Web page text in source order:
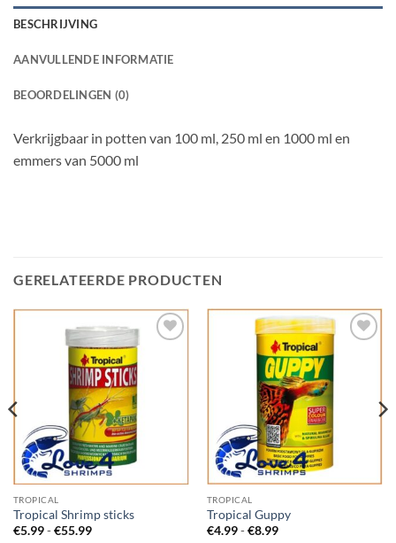
BESCHRIJVING
AANVULLENDE INFORMATIE
BEOORDELINGEN (0)
Verkrijgbaar in potten van 100 ml, 250 ml en 1000 ml en
emmers van 5000 ml
GERELATEERDE PRODUCTEN
TROPICAL
Tropical Shrimp sticks
€5.99 - €55.99Prijsklasse:
TROPICAL
Tropical Guppy
€4.99 - €8.99Prijsklasse: